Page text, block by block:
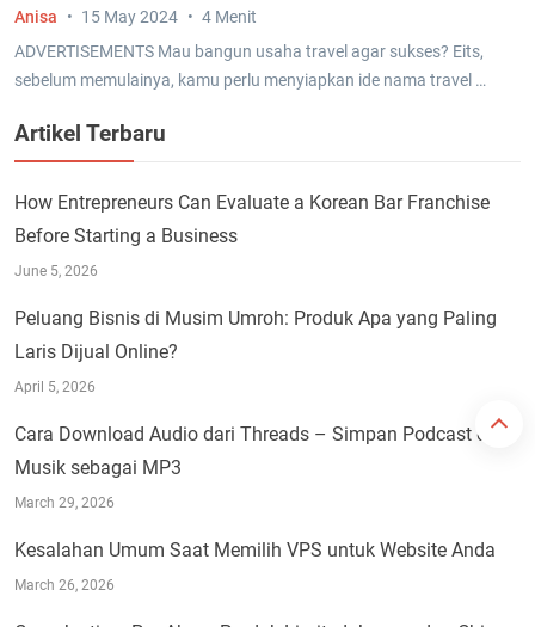
ADVERTISEMENTS Mau bangun usaha travel agar sukses? Eits,
sebelum memulainya, kamu perlu menyiapkan ide nama travel …
Anisa 15 May 2024 4 Menit
Artikel Terbaru
How Entrepreneurs Can Evaluate a Korean Bar Franchise
Before Starting a Business
June 5, 2026
Peluang Bisnis di Musim Umroh: Produk Apa yang Paling
Laris Dijual Online?
April 5, 2026
Cara Download Audio dari Threads – Simpan Podcast dan
Musik sebagai MP3
March 29, 2026
Kesalahan Umum Saat Memilih VPS untuk Website Anda
March 26, 2026